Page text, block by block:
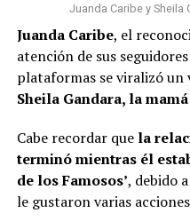
Juanda Caribe y Sheila
Juanda Caribe, el
atención de sus
plataformas se viralizó un
Sheila Gandara, la
Cabe recordar que la
terminó mientras él
de los Famosos’, debido
le gustaron varias